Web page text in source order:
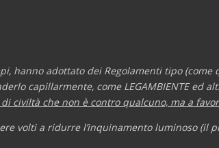
hanno adottato dei Regolamenti tipo (come
capillarmente, come LEGAMBIENTE ed
civiltà che non è contro qualcuno, ma a
volti a ridurre l’inquinamento luminoso (il